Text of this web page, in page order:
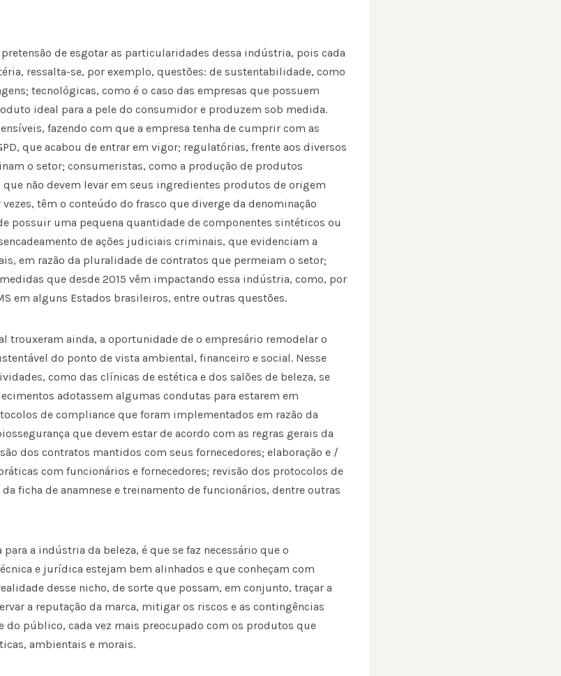
de esgotar as particularidades dessa indústria, pois cada
ressalta-se, por exemplo, questões: de sustentabilidade, como
tecnológicas, como é o caso das empresas que possuem
ideal para a pele do consumidor e produzem sob medida.
fazendo com que a empresa tenha de cumprir com as
que acabou de entrar em vigor; regulatórias, frente aos diversos
o setor; consumeristas, como a produção de produtos
não devem levar em seus ingredientes produtos de origem
têm o conteúdo do frasco que diverge da denominação
possuir uma pequena quantidade de componentes sintéticos ou
de ações judiciais criminais, que evidenciam a
em razão da pluralidade de contratos que permeiam o setor;
que desde 2015 vêm impactando essa indústria, como, por
em alguns Estados brasileiros, entre outras questões.
trouxeram ainda, a oportunidade de o empresário remodelar o
do ponto de vista ambiental, financeiro e social. Nesse
como das clínicas de estética e dos salões de beleza, se
adotassem algumas condutas para estarem em
de compliance que foram implementados em razão da
que devem estar de acordo com as regras gerais da
dos contratos mantidos com seus fornecedores; elaboração e /
com funcionários e fornecedores; revisão dos protocolos de
ficha de anamnese e treinamento de funcionários, dentre outras
a indústria da beleza, é que se faz necessário que o
e jurídica estejam bem alinhados e que conheçam com
desse nicho, de sorte que possam, em conjunto, traçar a
a reputação da marca, mitigar os riscos e as contingências
do público, cada vez mais preocupado com os produtos que
ambientais e morais.